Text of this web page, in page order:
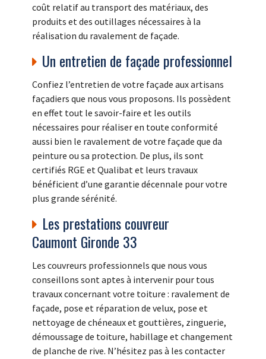
coût relatif au transport des matériaux, des
produits et des outillages nécessaires à la
réalisation du ravalement de façade.
Un entretien de façade professionnel
Confiez l’entretien de votre façade aux artisans
façadiers que nous vous proposons. Ils possèdent
en effet tout le savoir-faire et les outils
nécessaires pour réaliser en toute conformité
aussi bien le ravalement de votre façade que da
peinture ou sa protection. De plus, ils sont
certifiés RGE et Qualibat et leurs travaux
bénéficient d’une garantie décennale pour votre
plus grande sérénité.
Les prestations couvreur
Caumont Gironde 33
Les couvreurs professionnels que nous vous
conseillons sont aptes à intervenir pour tous
travaux concernant votre toiture : ravalement de
façade, pose et réparation de velux, pose et
nettoyage de chéneaux et gouttières, zinguerie,
démoussage de toiture, habillage et changement
de planche de rive. N’hésitez pas à les contacter